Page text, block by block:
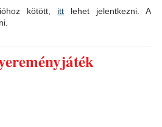
kötött, itt lehet jelentkezni. A